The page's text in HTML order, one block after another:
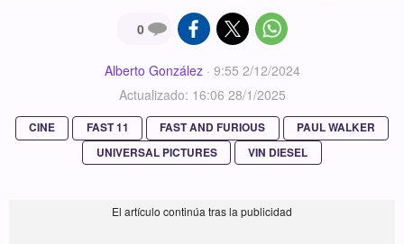
0
Alberto González· 9:55 2/12/2024
Actualizado: 16:06 28/1/2025
CINE FAST 11 FAST AND FURIOUS
PAUL WALKER
UNIVERSAL PICTURES
VIN DIESEL